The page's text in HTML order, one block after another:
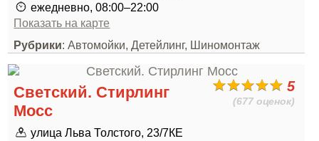
ежедневно, 08:00–22:00
Показать на карте
Рубрики: Автомойки, Детейлинг, Шиномонтаж
5
(677 оценок)
Светский. Стирлинг
Мосс
улица Льва Толстого, 23/7КЕ